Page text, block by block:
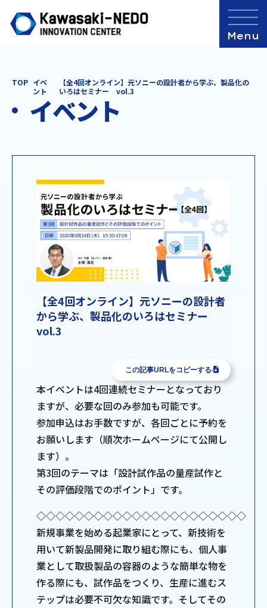
TOP イベ
ント
【全4回オンライン】元ソニーの設計者から学ぶ、製品化の
いろはセミナー vol.3
イベント
【全4回オンライン】元ソニーの設計者
から学ぶ、製品化のいろはセミナー
vol.3
この記事URLをコピーする
本イベントは4回連続セミナーとなっており
ますが、必要な回のみ参加も可能です。
参加申込はお手数ですが、各回ごとに予約を
お願いします（順次ホームページにて公開し
ます）。
第3回のテーマは「設計試作品の量産試作と
その評価段階でのポイント」です。
◇◇◇◇◇◇◇◇◇◇◇◇◇◇◇◇◇◇◇◇◇◇
新規事業を始める起業家にとって、新技術を
用いて新製品開発に取り組む際にも、個人事
業として取扱製品の容器のような簡単な物を
作る際にも、試作品をつくり、生産に進むス
テップは必要不可欠な知識です。そしてその